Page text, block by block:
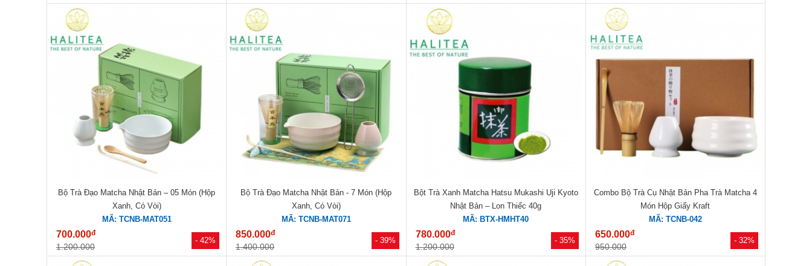
- 42%
Bộ Trà Đạo Matcha Nhật Bản – 05 Món (Hộp
Xanh, Có Vòi)
MÃ: TCNB-MAT051
700.000đ
1.200.000
- 39%
Bộ Trà Đạo Matcha Nhật Bản - 7 Món (Hộp
Xanh, Có Vòi)
MÃ: TCNB-MAT071
850.000đ
1.400.000
- 35%
Bột Trà Xanh Matcha Hatsu Mukashi Uji Kyoto
Nhật Bản – Lon Thiếc 40g
MÃ: BTX-HMHT40
780.000đ
1.200.000
- 32%
Combo Bộ Trà Cụ Nhật Bản Pha Trà Matcha 4
Món Hộp Giấy Kraft
MÃ: TCNB-042
650.000đ
950.000